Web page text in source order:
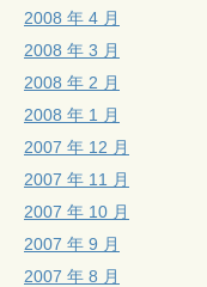
2008 年 4 月
2008 年 3 月
2008 年 2 月
2008 年 1 月
2007 年 12 月
2007 年 11 月
2007 年 10 月
2007 年 9 月
2007 年 8 月